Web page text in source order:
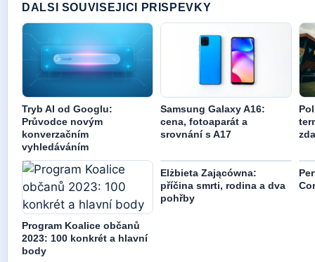
DALSI SOUVISEJICI PRISPEVKY
Tryb AI od Googlu:
Průvodce novým
konverzačním
vyhledáváním
Samsung Galaxy A16:
cena, fotoaparát a
srovnání s A17
Program Koalice občanů
2023: 100 konkrét a hlavní
body
Elżbieta Zającówna:
příčina smrti, rodina a dva
pohřby